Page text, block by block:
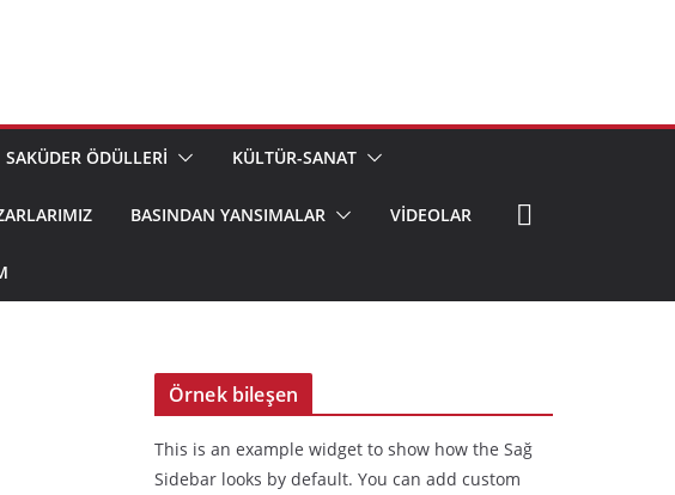
SAKÜDER ÖDÜLLERİ KÜLTÜR-SANAT
BASINDAN YANSIMALAR VIDEOLAR
Örnek bileşen
This is an example widget to show how the Sağ
Sidebar looks by default. You can add custom